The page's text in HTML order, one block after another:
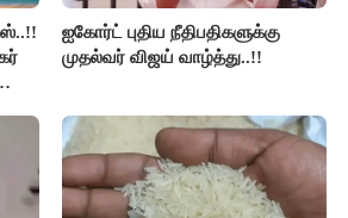
ஐகோர்ட் புதிய நீதிபதிகளுக்கு
முதல்வர் விஜய் வாழ்த்து..!!